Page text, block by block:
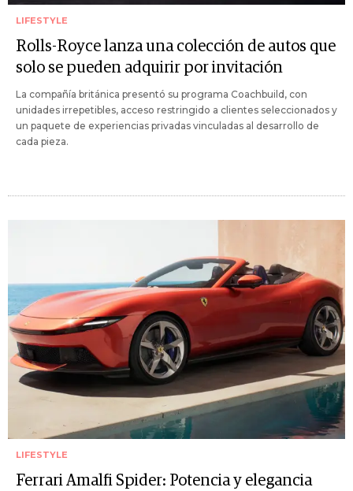
LIFESTYLE
Rolls-Royce lanza una colección de autos que
solo se pueden adquirir por invitación
La compañía británica presentó su programa Coachbuild, con
unidades irrepetibles, acceso restringido a clientes seleccionados y
un paquete de experiencias privadas vinculadas al desarrollo de
cada pieza.
LIFESTYLE
Ferrari Amalfi Spider: Potencia y elegancia